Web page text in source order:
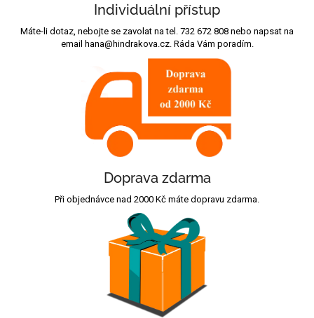
Individuální přístup
Máte-li dotaz, nebojte se zavolat na tel. 732 672 808 nebo napsat na
email hana@hindrakova.cz. Ráda Vám poradím.
Doprava zdarma
Při objednávce nad 2000 Kč máte dopravu zdarma.